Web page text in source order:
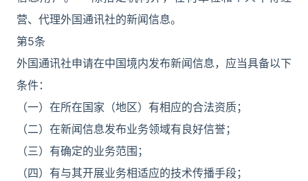
营、代理外国通讯社的新闻信息。
第5条
外国通讯社申请在中国境内发布新闻信息，应当具备以下
条件：
（一）在所在国家（地区）有相应的合法资质；
（二）在新闻信息发布业务领域有良好信誉；
（三）有确定的业务范围；
（四）有与其开展业务相适应的技术传播手段；